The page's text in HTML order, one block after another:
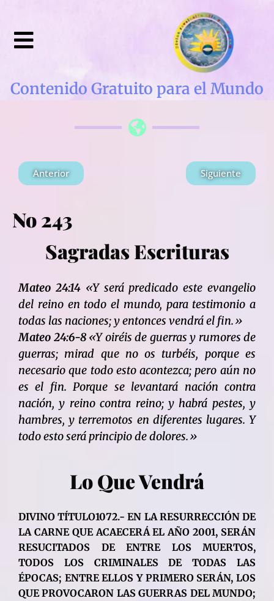
Contenido Gratuito para el Mundo
Anterior Siguiente
No 243
Sagradas Escrituras
Mateo 24:14«Y será predicado este evangelio
del reino en todo el mundo, para testimonio a
todas las naciones; y entonces vendrá el fin.»
Mateo 24:6-8«Y oiréis de guerras y rumores de
guerras; mirad que no os turbéis, porque es
necesario que todo esto acontezca; pero aún no
es el fin. Porque se levantará nación contra
nación, y reino contra reino; y habrá pestes, y
hambres, y terremotos en diferentes lugares. Y
todo esto será principio de dolores.»
Lo Que Vendrá
DIVINO TÍTULO1072.- EN LA RESURRECCIÓN DE
LA CARNE QUE ACAECERÁ EL AÑO 2001, SERÁN
RESUCITADOS DE ENTRE LOS MUERTOS,
TODOS LOS CRIMINALES DE TODAS LAS
ÉPOCAS; ENTRE ELLOS Y PRIMERO SERÁN, LOS
QUE PROVOCARON LAS GUERRAS DEL MUNDO;